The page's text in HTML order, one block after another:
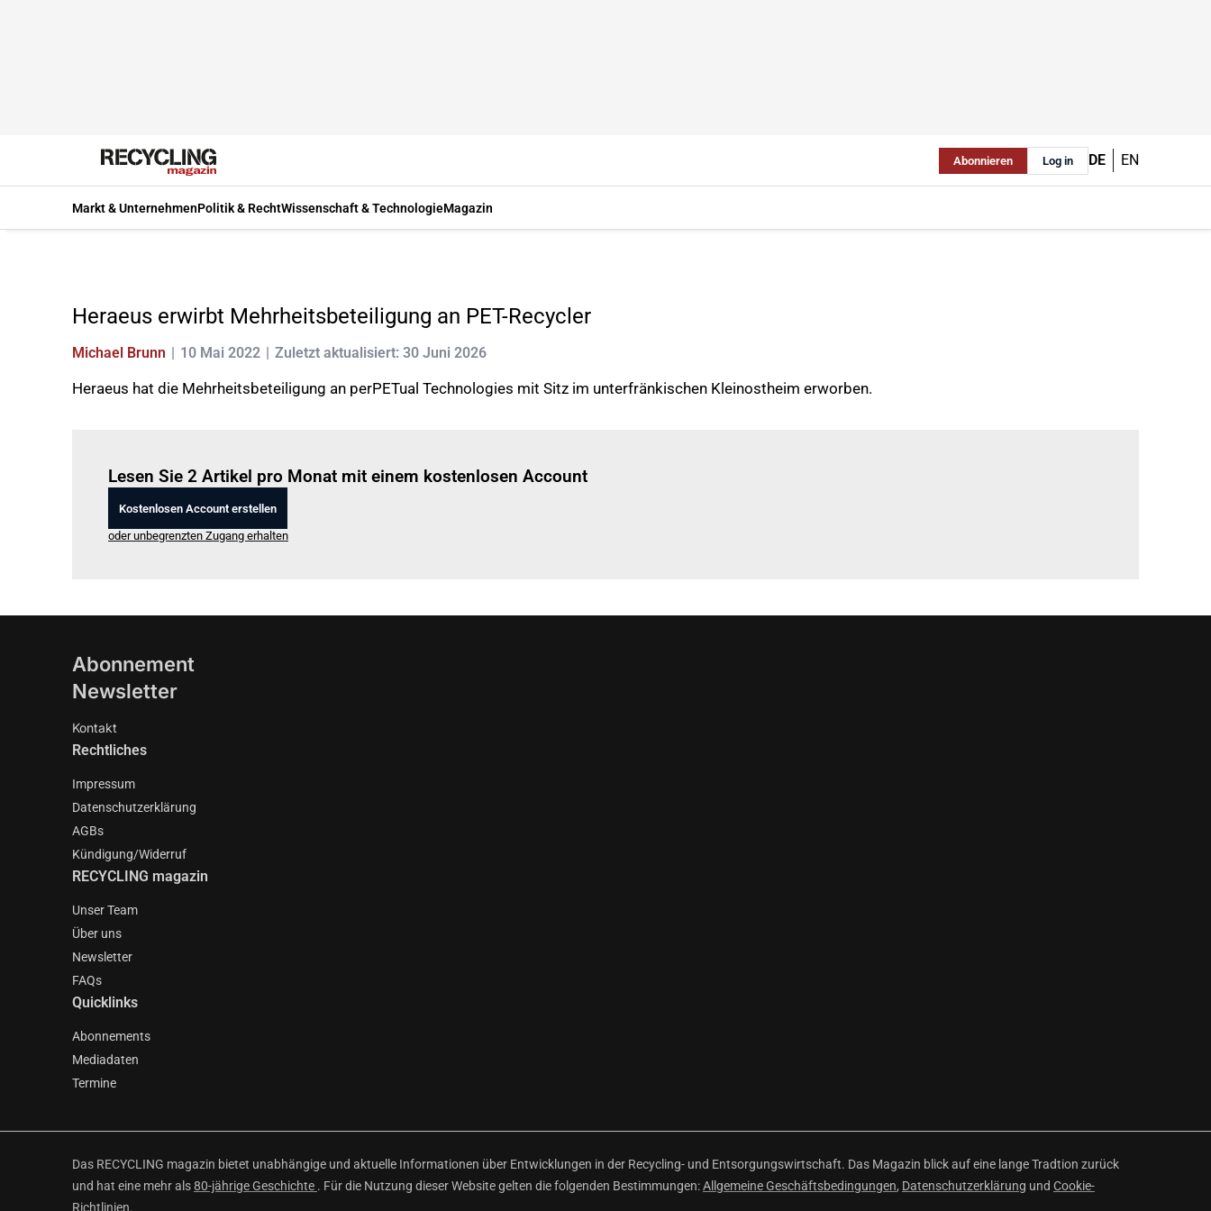
Abonnieren Log in DE EN
Markt & UnternehmenPolitik & RechtWissenschaft & TechnologieMagazin
Heraeus erwirbt Mehrheitsbeteiligung an PET-Recycler
Michael Brunn 10 Mai 2022 Zuletzt aktualisiert: 30 Juni 2026
Heraeus hat die Mehrheitsbeteiligung an perPETual Technologies mit Sitz im unterfränkischen Kleinostheim erworben.
Lesen Sie 2 Artikel pro Monat mit einem kostenlosen Account
Kostenlosen Account erstellen
oder unbegrenzten Zugang erhalten
Abonnement
Newsletter
Kontakt
Rechtliches
Impressum
Datenschutzerklärung
AGBs
Kündigung/Widerruf
RECYCLING magazin
Unser Team
Über uns
Newsletter
FAQs
Quicklinks
Abonnements
Mediadaten
Termine
Das RECYCLING magazin bietet unabhängige und aktuelle Informationen über Entwicklungen in der Recycling- und Entsorgungswirtschaft. Das Magazin blick auf eine lange Tradtion zurück
und hat eine mehr als80-jährige Geschichte . Für die Nutzung dieser Website gelten die folgenden Bestimmungen:Allgemeine Geschäftsbedingungen, Datenschutzerklärung und Cookie-
Richtlinien.